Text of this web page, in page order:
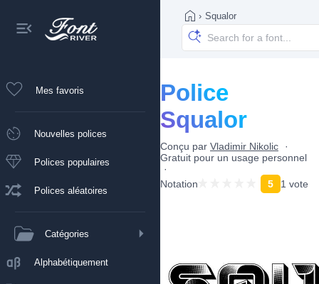
Mes favoris
Nouvelles polices
Polices populaires
Polices aléatoires
Catégories
Alphabétiquement
› Squalor
Police
Squalor
Conçu par Vladimir Nikolic
Gratuit pour un usage personnel
Notation 5 1 vote